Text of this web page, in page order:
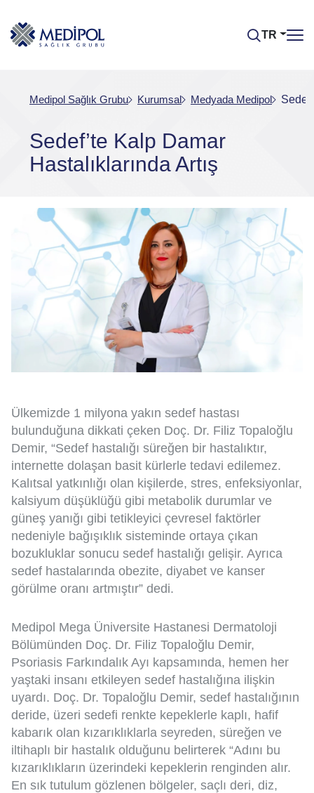
TR
Medipol Sağlık Grubu Kurumsal Medyada Medipol
Sedef’te Kalp Damar
Hastalıklarında Artış
Ülkemizde 1 milyona yakın sedef hastası
bulunduğuna dikkati çeken Doç. Dr. Filiz Topaloğlu
Demir, “Sedef hastalığı süreğen bir hastalıktır,
internette dolaşan basit kürlerle tedavi edilemez.
Kalıtsal yatkınlığı olan kişilerde, stres, enfeksiyonlar,
kalsiyum düşüklüğü gibi metabolik durumlar ve
güneş yanığı gibi tetikleyici çevresel faktörler
nedeniyle bağışıklık sisteminde ortaya çıkan
bozukluklar sonucu sedef hastalığı gelişir. Ayrıca
sedef hastalarında obezite, diyabet ve kanser
görülme oranı artmıştır” dedi.
Medipol Mega Üniversite Hastanesi Dermatoloji
Bölümünden Doç. Dr. Filiz Topaloğlu Demir,
Psoriasis Farkındalık Ayı kapsamında, hemen her
yaştaki insanı etkileyen sedef hastalığına ilişkin
uyardı. Doç. Dr. Topaloğlu Demir, sedef hastalığının
deride, üzeri sedefi renkte kepeklerle kaplı, hafif
kabarık olan kızarıklıklarla seyreden, süreğen ve
iltihaplı bir hastalık olduğunu belirterek “Adını bu
kızarıklıkların üzerindeki kepeklerin renginden alır.
En sık tutulum gözlenen bölgeler, saçlı deri, diz,